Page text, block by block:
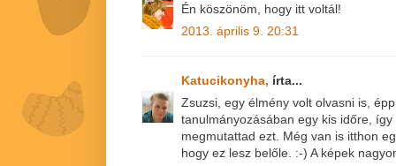
Én köszönöm, hogy itt voltál!
2013. április 9. 20:31
Katucikonyha, írta...
Zsuzsi, egy élmény volt olvasni is,
tanulmányozásában egy kis időre,
megmutattad ezt. Még van is itthon
hogy ez lesz belőle. :-) A képek